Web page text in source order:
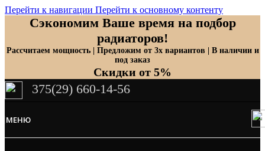
Перейти к навигации Перейти к основному контенту
Сэкономим Ваше время на подбор
радиаторов!
Рассчитаем мощность | Предложим от 3х вариантов | В наличии и
под заказ
Скидки от 5%
375(29) 660-14-56
МЕНЮ